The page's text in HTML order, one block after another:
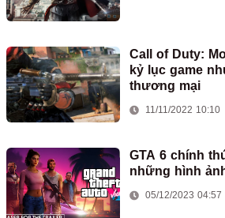
Call of Duty:
kỷ lục game
thương mại
11/11/2022 10:10
GTA 6 chính
những hình
05/12/2023 04:57